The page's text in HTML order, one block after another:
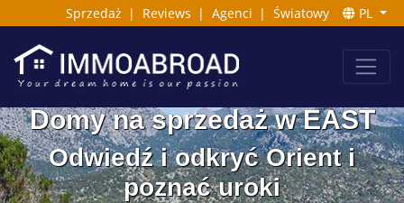
Sprzedaż | Reviews | Agenci | Światowy PL
Domy na sprzedaż w EAST
Odwiedź i odkryć Orient i
poznać uroki